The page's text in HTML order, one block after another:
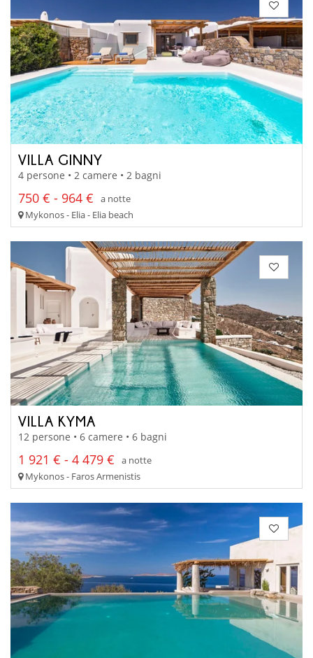
VILLA GINNY
4 persone • 2 camere • 2 bagni
750 € - 964 €
a notte
Mykonos - Elia - Elia beach
VILLA KYMA
12 persone • 6 camere • 6 bagni
1 921 € - 4 479 €
a notte
Mykonos - Faros Armenistis